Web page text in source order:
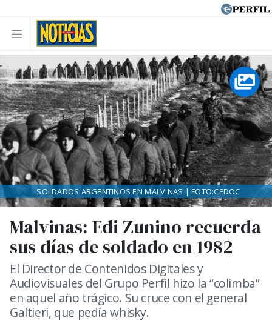
Malvinas: Edi Zunino recuerda
sus días de soldado en 1982
El Director de Contenidos Digitales y
Audiovisuales del Grupo Perfil hizo la “colimba”
en aquel año trágico. Su cruce con el general
Galtieri, que pedía whisky.
SOLDADOS ARGENTINOS EN MALVINAS | FOTO:CEDOC